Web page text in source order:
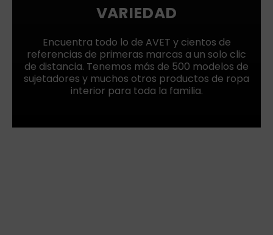
VARIEDAD
Encuentra todo lo de AVET y cientos de
referencias de primeras marcas a un solo clic
de distancia. Tenemos más de 500 modelos de
sujetadores y muchos otros productos de ropa
interior para toda la familia.